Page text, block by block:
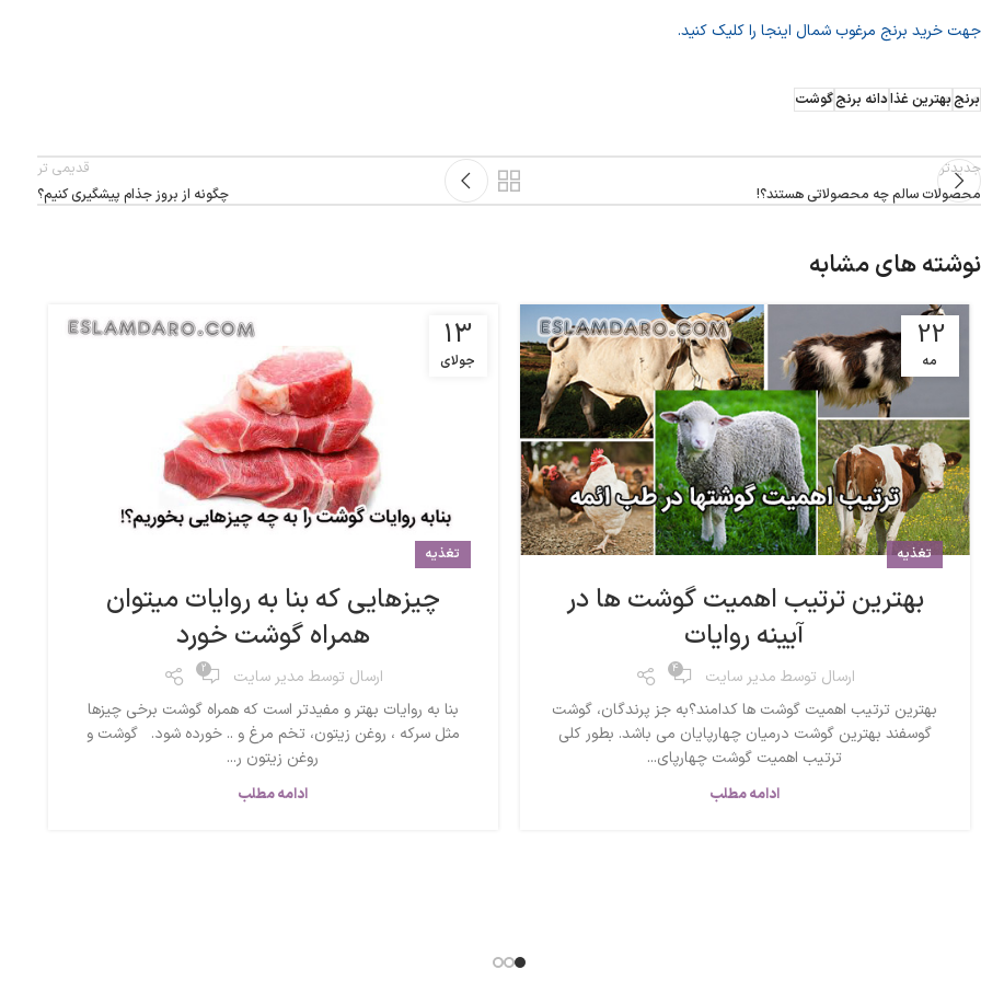
جهت خرید برنج مرغوب شمال اینجا را کلیک کنید.
برنجبهترین غذادانه برنجگوشت
جدیدتر
محصولات سالم چه محصولاتی هستند؟!
قدیمی تر
چگونه از بروز جذام پیشگیری کنیم؟
نوشته های مشابه
22
مه
تغذیه
بهترین ترتیب اهمیت گوشت ها در
آیینه روایات
ارسال توسط مدیر سایت 4
بهترین ترتیب اهمیت گوشت ها کدامند؟به جز پرندگان، گوشت
گوسفند بهترین گوشت درمیان چهارپایان می باشد. بطور کلی
ترتیب اهمیت گوشت چهارپای...
ادامه مطلب
13
جولای
تغذیه
چیزهایی که بنا به روایات میتوان
همراه گوشت خورد
ارسال توسط مدیر سایت 2
بنا به روایات بهتر و مفیدتر است که همراه گوشت برخی چیزها
مثل سرکه ، روغن زیتون، تخم مرغ و .. خورده شود. گوشت و
روغن زیتون ر...
ادامه مطلب